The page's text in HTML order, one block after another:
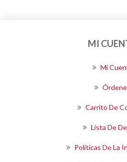
MI
Mi
Carrito De
Lista De
Políticas De La